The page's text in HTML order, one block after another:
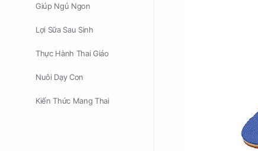
Giúp Ngủ Ngon
Lợi Sữa Sau Sinh
Thực Hành Thai Giáo
Nuôi Dạy Con
Kiến Thức Mang Thai